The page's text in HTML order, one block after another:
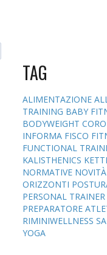
TAG
ALIMENTAZIONE
TRAINING BABY
BODYWEIGHT
INFORMA FISCO
FUNCTIONAL
KALISTHENICS
NORMATIVE
ORIZZONTI
PERSONAL TRAINER
PREPARATORE
RIMINIWELLNESS
YOGA